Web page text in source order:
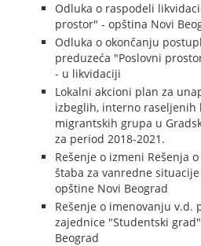
Odluka o raspodeli
prostor" - opština Novi
Odluka o okončanju
preduzeća "Poslovni
- u likvidaciji
Lokalni akcioni plan za
izbeglih, interno raseljenih
migrantskih grupa u
za period 2018-2021.
Rešenje o izmeni Rešenja
štaba za vanredne
opštine Novi Beograd
Rešenje o imenovanju v.d.
zajednice "Studentski
Beograd